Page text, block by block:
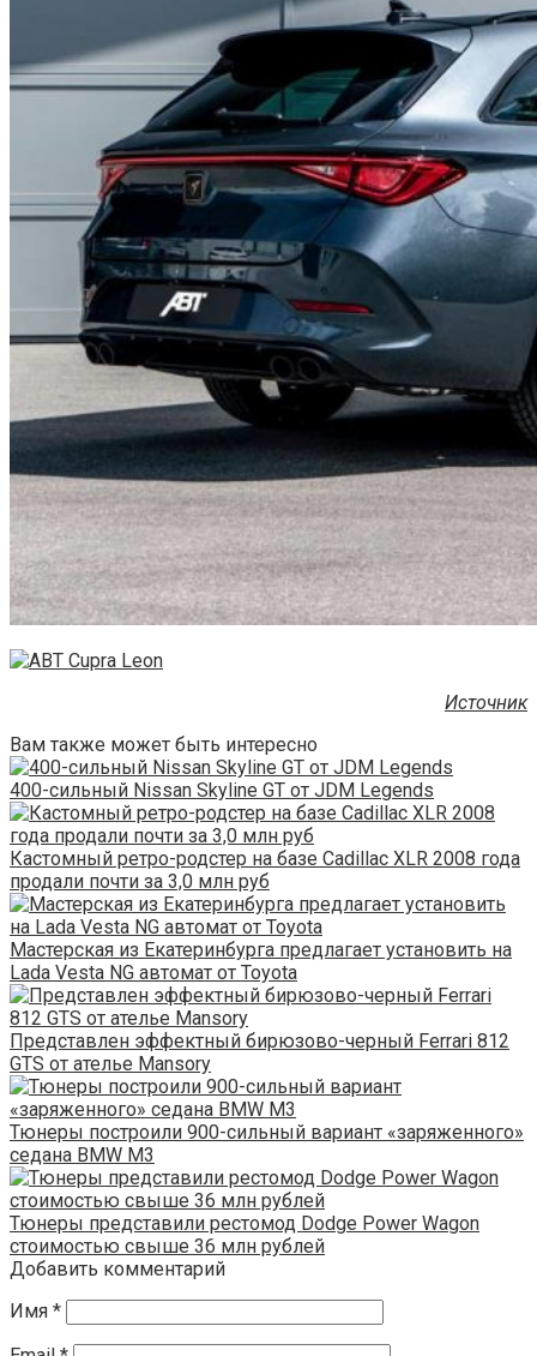
Источник
Вам также может быть интересно
400-сильный Nissan Skyline GT от JDM Legends
Кастомный ретро-родстер на базе Cadillac XLR 2008 года
продали почти за 3,0 млн руб
Мастерская из Екатеринбурга предлагает установить на
Lada Vesta NG автомат от Toyota
Представлен эффектный бирюзово-черный Ferrari 812
GTS от ателье Mansory
Тюнеры построили 900-сильный вариант «заряженного»
седана BMW M3
Тюнеры представили рестомод Dodge Power Wagon
стоимостью свыше 36 млн рублей
Добавить комментарий
Имя *